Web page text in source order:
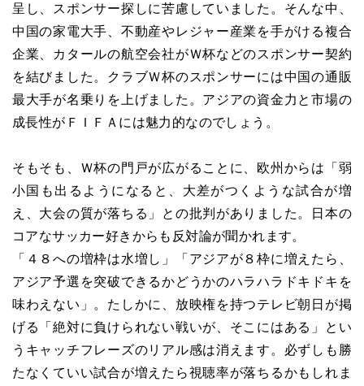
呈し、スポンサー探しに苦慮していました。そんな中、
中国の家電大手、不動産やレジャー産業を手がける複合
企業、カタールの航空会社がＷ杯などのスポンサー契約
を結びました。クラブＷ杯のスポンサーには中国の通販
最大手が名乗りを上げました。アジアの資金力と市場の
成長性がＦＩＦＡには魅力的なのでしょう。
そもそも、Ｗ杯の門戸が広がることに、欧州からは「弱
小国も出るようになると、大差がつくような試合が増
え、大会の質が落ちる」との批判がありました。日本の
コアなサッカー好きからも反対論が聞かれます。
「４８への増枠は水増し」「アジアが８枠に増えたら、
アジア予選を突破できるかどうかのハラハラドキドキを
味わえない」。たしかに、放映権を持つテレビ朝日が掲
げる「絶対に負けられない戦いが、そこにはある」とい
うキャッチフレーズのリアル感は消えます。必ずしも勝
たなくていい試合が増えたら視聴率が落ちるかもしれま